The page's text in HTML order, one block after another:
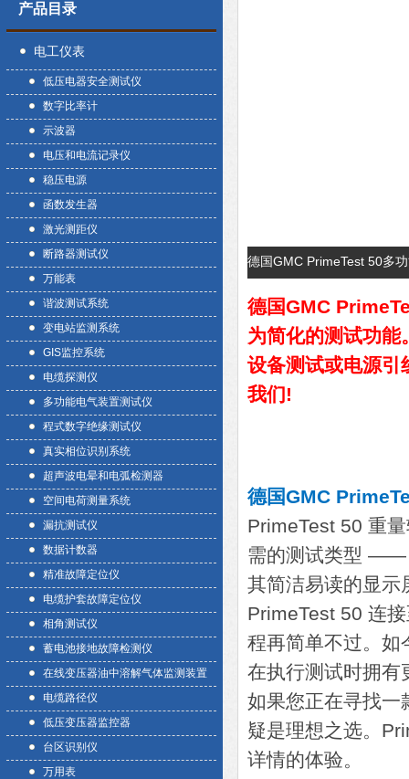
产品目录
电工仪表
低压电器安全测试仪
数字比率计
示波器
电压和电流记录仪
稳压电源
函数发生器
激光测距仪
断路器测试仪
万能表
谐波测试系统
变电站监测系统
GIS监控系统
电缆探测仪
多功能电气装置测试仪
程式数字绝缘测试仪
真实相位识别系统
超声波电晕和电弧检测器
空间电荷测量系统
漏抗测试仪
数据计数器
精准故障定位仪
电缆护套故障定位仪
相角测试仪
蓄电池接地故障检测仪
在线变压器油中溶解气体监测装置
电缆路径仪
低压变压器监控器
台区识别仪
万用表
德国GMC PrimeTest 50多
德国GMC
为简化的测试功
设备测试或电源引
我们!
德国GMC
PrimeTest 50 重
需的测试类型 ——
其简洁易读的显示
PrimeTest 50 连
程再简单不过。如
在执行测试时拥有
如果您正在寻找一
疑是理想之选。
详情的体验。